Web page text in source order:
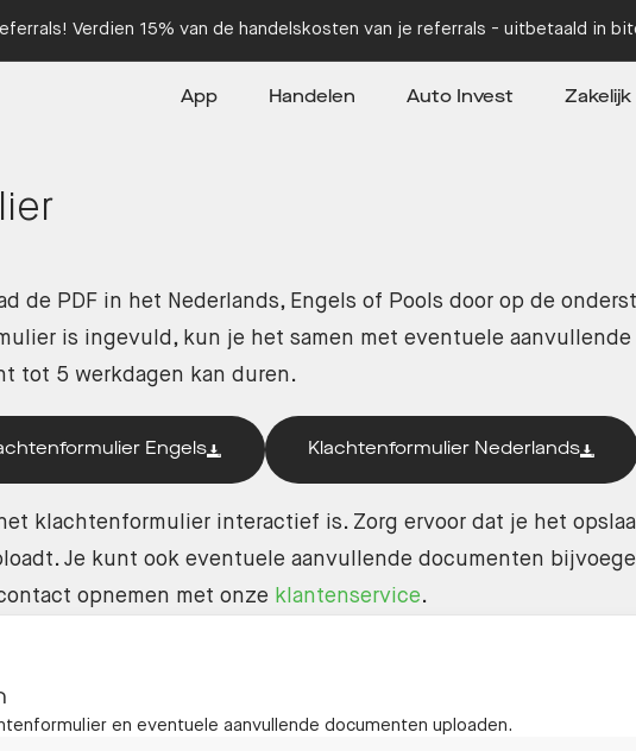
Verdien 15% van de handelskosten van je referrals - uitbetaald in
App Handelen Auto Invest Zakelijk
de PDF in het Nederlands, Engels of Pools door op de
is ingevuld, kun je het samen met eventuele
tot 5 werkdagen kan duren.
Engels Klachtenformulier Nederlands
klachtenformulier interactief is. Zorg ervoor dat je het
Je kunt ook eventuele aanvullende documenten
opnemen met onze klantenservice.
en eventuele aanvullende documenten uploaden.